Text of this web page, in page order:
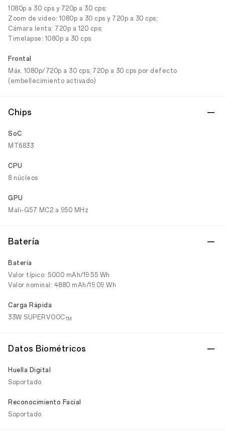
1080p a 30 cps y 720p a 30 cps;
Zoom de video: 1080p a 30 cps y 720p a 30 cps;
Cámara lenta: 720p a 120 cps;
Timelapse: 1080p a 30 cps
Frontal
Máx. 1080p/720p a 30 cps, 720p a 30 cps por defecto
(embellecimiento activado)
Chips
SoC
MT6833
CPU
8 núcleos
GPU
Mali-G57 MC2 a 950 MHz
Batería
Batería
Valor típico: 5000 mAh/19.55 Wh
Valor nominal: 4880 mAh/19.09 Wh
Carga Rápida
33W SUPERVOOCTM
Datos Biométricos
Huella Digital
Soportado
Reconocimiento Facial
Soportado